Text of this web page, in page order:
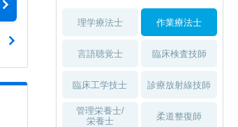
理学療法士 作業療法士
言語聴覚士 臨床検査技師
臨床工学技士 診療放射線技師
管理栄養士/
栄養士
柔道整復師